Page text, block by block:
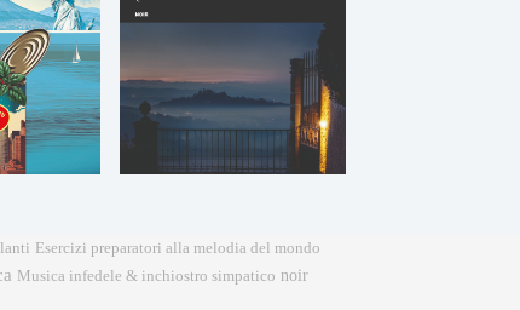
Esercizi preparatori alla melodia del mondo
Musica infedele & inchiostro simpatico noir